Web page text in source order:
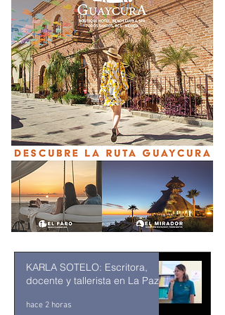
KARLA SOTELO: Escritora,
docente y tallerista en La Paz
hace 2 horas